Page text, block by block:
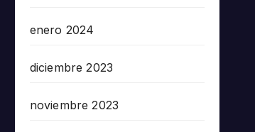
enero 2024
diciembre 2023
noviembre 2023